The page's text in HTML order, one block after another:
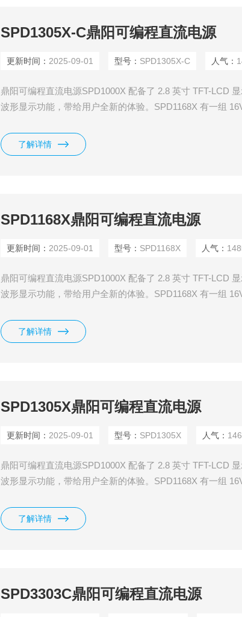
SPD1305X-C鼎阳可编程直流电源
更新时间： 2025-09-01 型号： SPD1305X-C 人气：
鼎阳可编程直流电源SPD1000X 配备了 2.8 英寸 TFT-LCD
波形显示功能，带给用户全新的体验。SPD1168X 有一组
不同类型的生产和研究中使用。
了解详情
SPD1168X鼎阳可编程直流电源
更新时间： 2025-09-01 型号： SPD1168X 人气：
鼎阳可编程直流电源SPD1000X 配备了 2.8 英寸 TFT-LCD
波形显示功能，带给用户全新的体验。SPD1168X 有一组
不同类型的生产和研究中使用。
了解详情
SPD1305X鼎阳可编程直流电源
更新时间： 2025-09-01 型号： SPD1305X 人气：
鼎阳可编程直流电源SPD1000X 配备了 2.8 英寸 TFT-LCD
波形显示功能，带给用户全新的体验。SPD1168X 有一组
不同类型的生产和研究中使用。
了解详情
SPD3303C鼎阳可编程直流电源